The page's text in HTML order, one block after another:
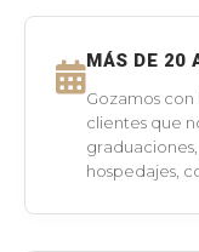
MÁS DE 20
Gozamos
clientes que
graduaciones,
hospedajes,